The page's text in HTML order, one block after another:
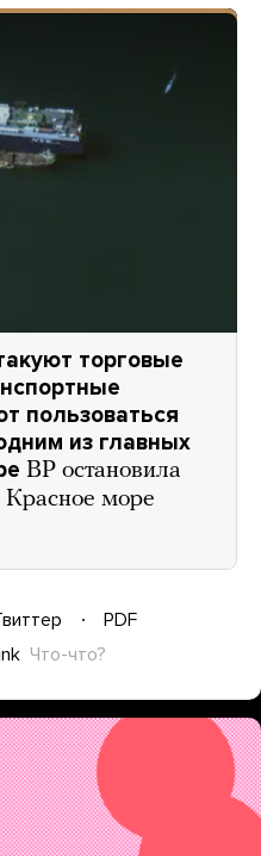
торговые
пользоваться
из главных
BP остановила
Красное море
PDF
Что-что?